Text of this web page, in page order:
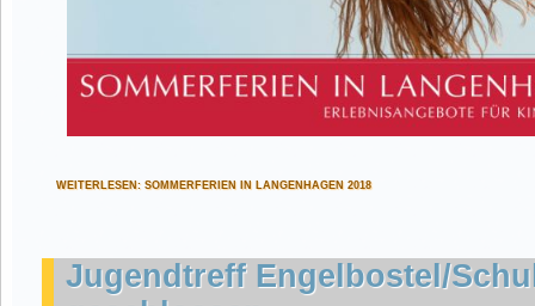
WEITERLESEN: SOMMERFERIEN IN LANGENHAGEN 2018
Jugendtreff Engelbostel/